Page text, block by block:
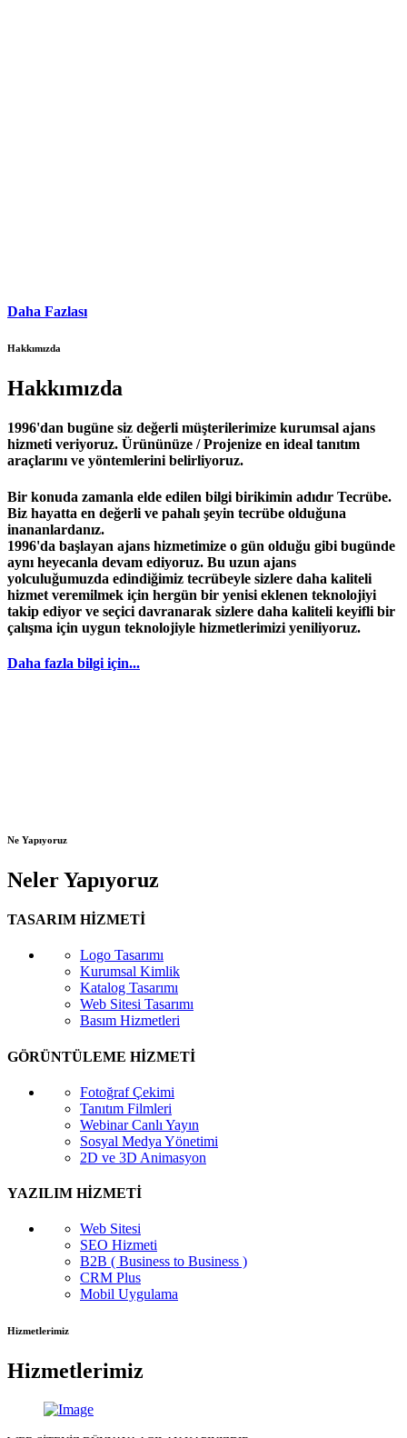
Daha Fazlası
Hakkımızda
Hakkımızda
1996'dan bugüne siz değerli müşterilerimize kurumsal ajans
hizmeti veriyoruz. Ürününüze / Projenize en ideal tanıtım
araçlarını ve yöntemlerini belirliyoruz.
Bir konuda zamanla elde edilen bilgi birikimin adıdır Tecrübe.
Biz hayatta en değerli ve pahalı şeyin tecrübe olduğuna
inananlardanız.
1996'da başlayan ajans hizmetimize o gün olduğu gibi bugünde
aynı heyecanla devam ediyoruz. Bu uzun ajans
yolculuğumuzda edindiğimiz tecrübeyle sizlere daha kaliteli
hizmet veremilmek için hergün bir yenisi eklenen teknolojiyi
takip ediyor ve seçici davranarak sizlere daha kaliteli keyifli bir
çalışma için uygun teknolojiyle hizmetlerimizi yeniliyoruz.
Daha fazla bilgi için...
Ne Yapıyoruz
Neler Yapıyoruz
TASARIM HİZMETİ
Logo Tasarımı
Kurumsal Kimlik
Katalog Tasarımı
Web Sitesi Tasarımı
Basım Hizmetleri
GÖRÜNTÜLEME HİZMETİ
Fotoğraf Çekimi
Tanıtım Filmleri
Webinar Canlı Yayın
Sosyal Medya Yönetimi
2D ve 3D Animasyon
YAZILIM HİZMETİ
Web Sitesi
SEO Hizmeti
B2B ( Business to Business )
CRM Plus
Mobil Uygulama
Hizmetlerimiz
Hizmetlerimiz